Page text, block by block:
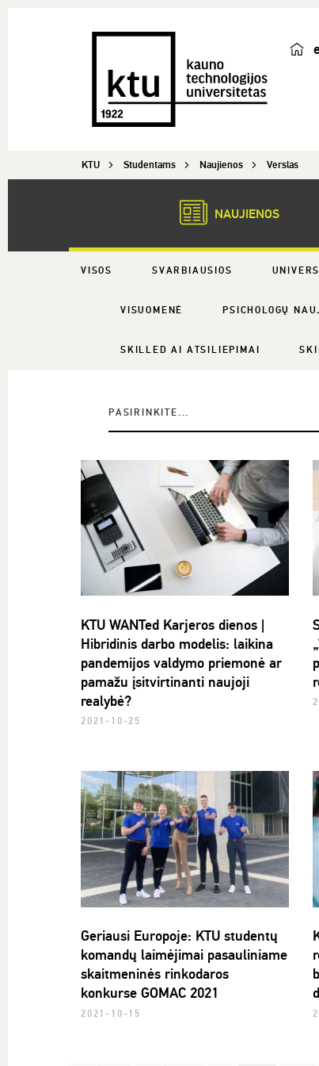
KTU Studentams Naujienos Verslas
NAUJIENOS
VISOS SVARBIAUSIOS
VISUOMENĖ PSICHOLOGŲ
SKILLED AI ATSILIEPIMAI
PASIRINKITE...
KTU WANTed Karjeros dienos |
Hibridinis darbo modelis: laikina
pandemijos valdymo priemonė ar
pamažu įsitvirtinanti naujoji
realybė?
2021-10-25
Geriausi Europoje: KTU studentų
komandų laimėjimai pasauliniame
skaitmeninės rinkodaros
konkurse GOMAC 2021
2021-10-15